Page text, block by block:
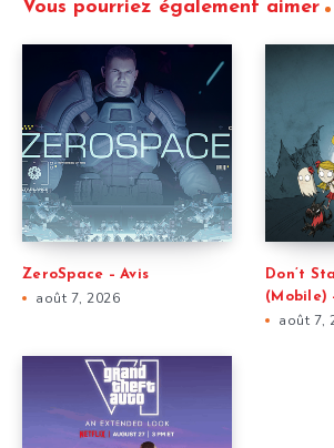
Vous pourriez également aimer
ZeroSpace – Avis
août 7, 2026
Don’t
(Mobile)
août 7,